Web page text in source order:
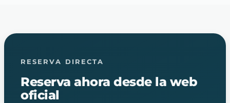
RESERVA DIRECTA
Reserva ahora desde la web
oficial